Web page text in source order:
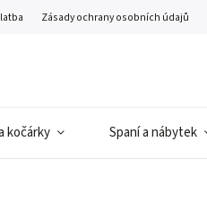
Zásady ochrany osobních údajů
kočárky Spaní a nábytek